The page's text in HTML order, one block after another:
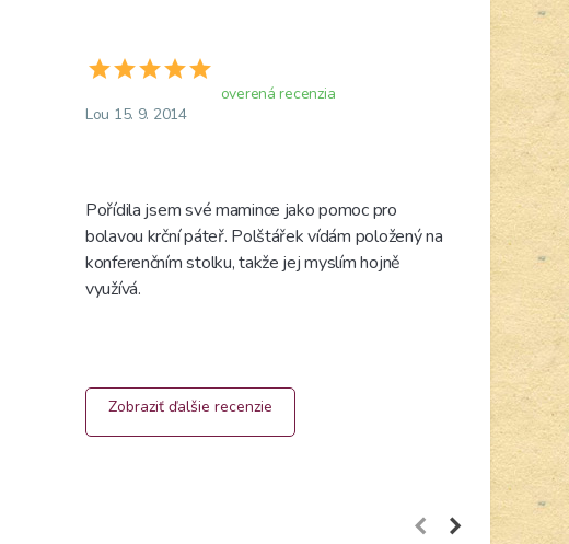
overená recenzia
Lou 15. 9. 2014
Pořídila jsem své mamince jako pomoc pro
bolavou krční páteř. Polštářek vídám položený na
konferenčním stolku, takže jej myslím hojně
využívá.
Zobraziť ďalšie recenzie